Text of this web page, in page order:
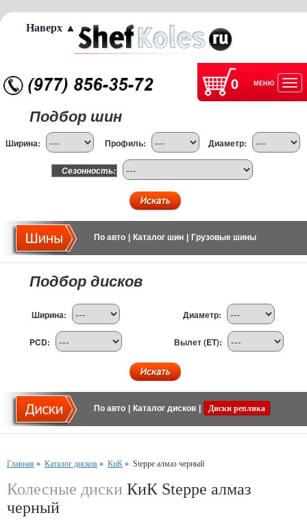
0 МЕНЮ
Подбор шин
Ширина: Профиль: Диаметр:
Сезонность:
По авто Каталог шин Грузовые шины
Подбор дисков
Ширина: Диаметр:
PCD: Вылет (ET):
По авто Каталог дисков Диски реплика
Главная » Каталог дисков » КиК » Steppe алмаз черный
Колесные диски КиК Steppe алмаз
черный
Наверх ▲